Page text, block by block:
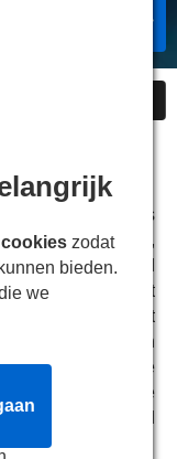
aan Lewis
in Wonderland,
in een land
en niets is wat
circusshow viert
acts van
Zie je favoriete
Mad Hatter en de
Wonderland
cookies zodat
bieden.
we